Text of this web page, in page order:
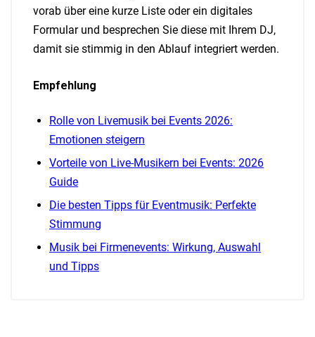
vorab über eine kurze Liste oder ein digitales
Formular und besprechen Sie diese mit Ihrem DJ,
damit sie stimmig in den Ablauf integriert werden.
Empfehlung
Rolle von Livemusik bei Events 2026:
Emotionen steigern
Vorteile von Live-Musikern bei Events: 2026
Guide
Die besten Tipps für Eventmusik: Perfekte
Stimmung
Musik bei Firmenevents: Wirkung, Auswahl
und Tipps